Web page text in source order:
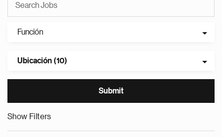
Función
Ubicación (10)
Show Filters